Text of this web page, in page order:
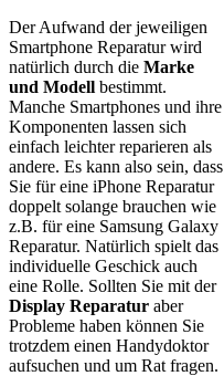
Der Aufwand der jeweiligen
Smartphone Reparatur wird
natürlich durch die Marke
und Modell bestimmt.
Manche Smartphones und ihre
Komponenten lassen sich
einfach leichter reparieren als
andere. Es kann also sein, dass
Sie für eine iPhone Reparatur
doppelt solange brauchen wie
z.B. für eine Samsung Galaxy
Reparatur. Natürlich spielt das
individuelle Geschick auch
eine Rolle. Sollten Sie mit der
Display Reparatur aber
Probleme haben können Sie
trotzdem einen Handydoktor
aufsuchen und um Rat fragen.